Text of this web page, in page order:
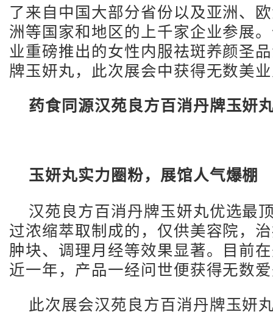
了来自中国大部分省份以及亚洲、
洲等国家和地区的上千家企业参展
业重磅推出的女性内服祛斑养颜圣
牌玉妍丸，此次展会中获得无数美
药食同源汉苑良方百消丹牌玉妍
玉妍丸实力圈粉，展馆人气爆棚
汉苑良方百消丹牌玉妍丸优选最
过浓缩萃取制成的，仅供美容院，
肿块、调理月经等效果显著。目前
近一年，产品一经问世便获得无数
此次展会汉苑良方百消丹牌玉妍